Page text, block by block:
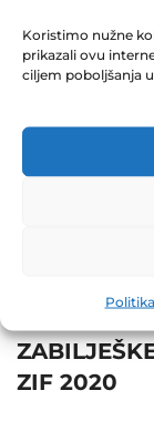
Koristimo nužne
prikazali ovu
ciljem poboljšanja
August 17,
0 Comments
Share
ZIF 2020